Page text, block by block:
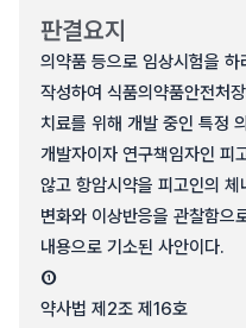
판결요지
의약품 등으로 임상시험을
작성하여 식품의약품안전처
치료를 위해 개발 중인 특정
개발자이자 연구책임자인 피
않고 항암시약을 피고인의
변화와 이상반응을 관찰함으
내용으로 기소된 사안이다.
①
약사법 제2조 제16호